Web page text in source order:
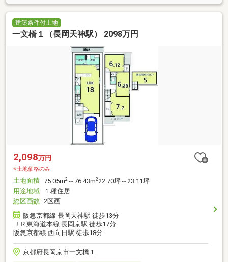
建築条件付土地
一文橋１（長岡天神駅） 2098万円
2,098万円
※土地価格のみ
土地面積 75.05m2 ～76.43m222.70坪～23.11坪
用途地域
１種住居
総区画数 2区画
阪急京都線 長岡天神駅 徒歩13分
ＪＲ東海道本線 長岡京駅 徒歩17分
阪急京都線 西向日駅 徒歩18分
京都府長岡京市一文橋１